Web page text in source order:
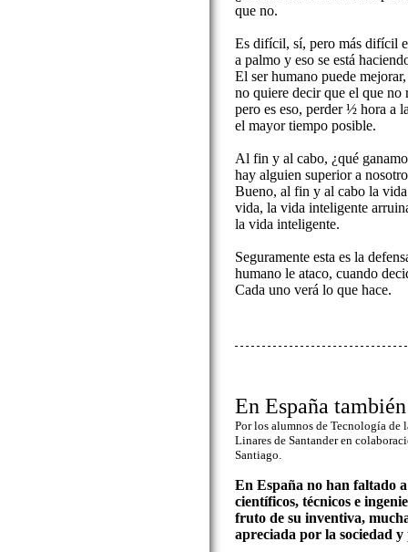
que no.
Es difícil, sí, pero más difícil
a palmo y eso se está
El ser humano puede
no quiere decir que el que no
pero es eso, perder ½ hora a
el mayor tiempo posible.
Al fin y al cabo, ¿qué
hay alguien superior a
Bueno, al fin y al cabo la
vida, la vida inteligente
la vida inteligente.
Seguramente esta es la
humano le ataco, cuando
Cada uno verá lo que hace.
En España
Por los alumnos de Tecnología de
Linares de Santander en
Santiago.
En España no han faltado
científicos, técnicos e
fruto de su inventiva,
apreciada por la sociedad